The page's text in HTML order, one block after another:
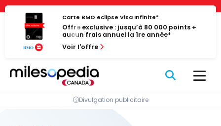
Panneau de gestion des cookies
Passer
contenu
Carte BMO eclipse Visa Infinite*
Offre exclusive : jusqu’à 80 000 points +
aucun frais annuel la 1re année*
Voir l'offre
Divulgation publicitaire